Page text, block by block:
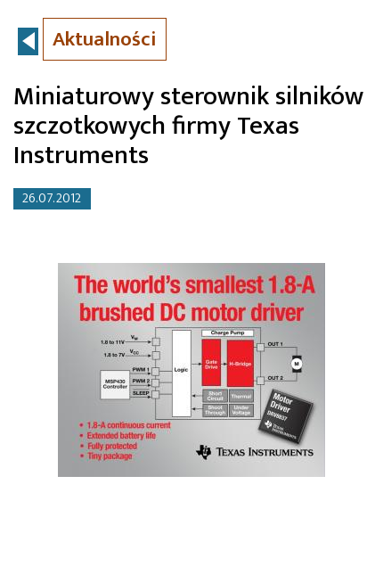
Aktualności
Miniaturowy sterownik silników
szczotkowych firmy Texas
Instruments
26.07.2012